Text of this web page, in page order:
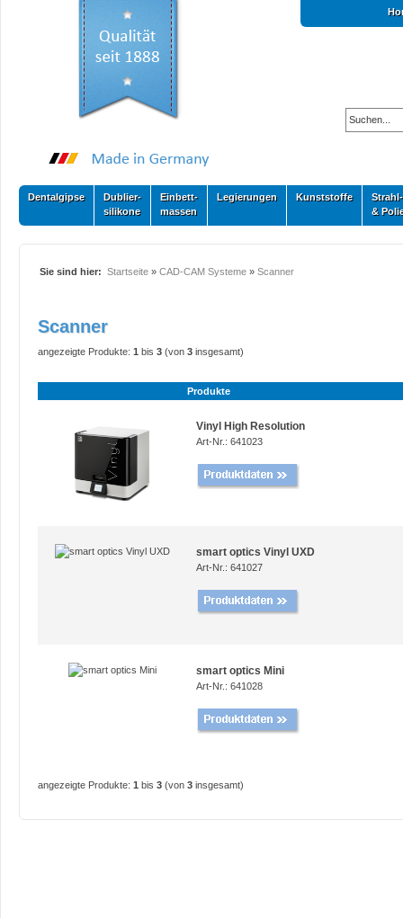
Dentalgipse
Dublier-
silikone
Einbett-
massen
Legierungen Kunststoffe
Strahl-
&
Sie sind hier: Startseite » CAD-CAM Systeme » Scanner
Scanner
angezeigte Produkte: 1 bis 3 (von 3 insgesamt)
Produkte
Vinyl High Resolution
Art-Nr.: 641023
smart optics Vinyl UXD
Art-Nr.: 641027
smart optics Mini
Art-Nr.: 641028
angezeigte Produkte: 1 bis 3 (von 3 insgesamt)